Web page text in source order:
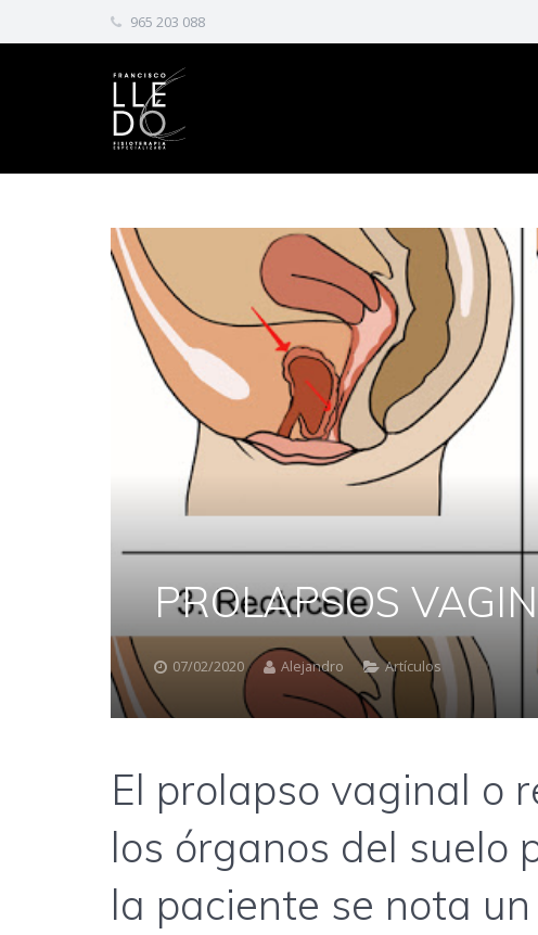
965 203 088
PROLAPSOS
07/02/2020 Alejandro Artículos
El prolapso vaginal o
los órganos del suelo
la paciente se nota